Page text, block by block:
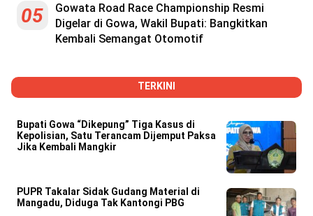
05
Gowata Road Race Championship Resmi
Digelar di Gowa, Wakil Bupati: Bangkitkan
Kembali Semangat Otomotif
TERKINI
Bupati Gowa “Dikepung” Tiga Kasus di
Kepolisian, Satu Terancam Dijemput Paksa
Jika Kembali Mangkir
PUPR Takalar Sidak Gudang Material di
Mangadu, Diduga Tak Kantongi PBG